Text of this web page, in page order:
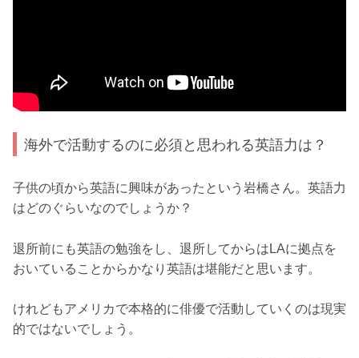
海外で活動するのに必須と思われる英語力は？
子供の頃から英語に興味があったという岩橋さん。英語力
はどのぐらいなのでしょうか？
退所前にも英語の勉強をし、退所してからはLAに拠点を
おいていることからかなり英語は堪能だと思います。
けれどもアメリカで本格的に俳優で活動していくのは現実
的ではないでしょう。